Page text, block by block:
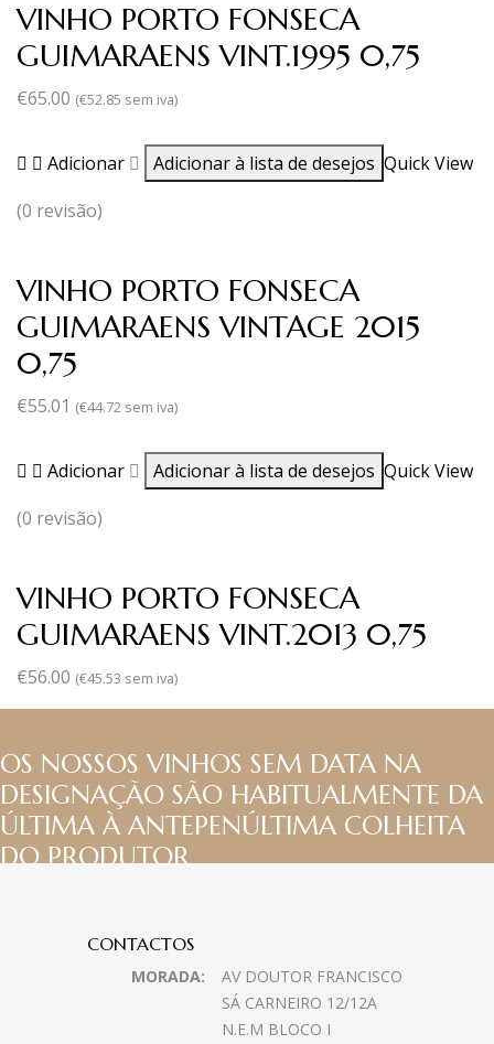
VINHO PORTO FONSECA
GUIMARAENS VINT.1995 0,75
€65.00 (€52.85 sem iva)
Adicionar Adicionar à lista de desejos Quick View
(0 revisão)
VINHO PORTO FONSECA
GUIMARAENS VINTAGE 2015
0,75
€55.01 (€44.72 sem iva)
Adicionar Adicionar à lista de desejos Quick View
(0 revisão)
VINHO PORTO FONSECA
GUIMARAENS VINT.2013 0,75
€56.00 (€45.53 sem iva)
OS NOSSOS VINHOS SEM DATA NA
DESIGNAÇÃO SÃO HABITUALMENTE DA
ÚLTIMA À ANTEPENÚLTIMA COLHEITA
DO PRODUTOR
CONTACTOS
MORADA:
AV DOUTOR FRANCISCO
SÁ CARNEIRO 12/12A
N.E.M BLOCO I